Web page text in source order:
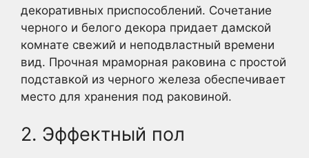
декоративных приспособлений. Сочетание
черного и белого декора придает дамской
комнате свежий и неподвластный времени
вид. Прочная мраморная раковина с простой
подставкой из черного железа обеспечивает
место для хранения под раковиной.
2. Эффектный пол